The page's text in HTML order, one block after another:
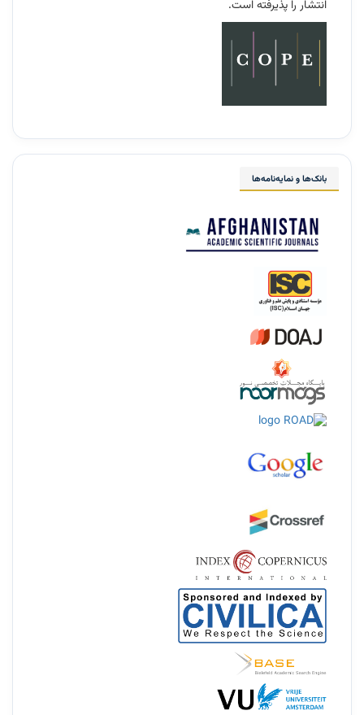
انتشار را پذیرفته است.
بانک‌ها و نمایه‌نامه‌ها